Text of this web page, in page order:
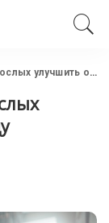
между супругами